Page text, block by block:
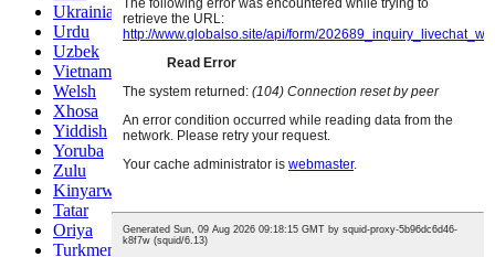
Ukrainian
Urdu
Uzbek
Vietnamese
Welsh
Xhosa
Yiddish
Yoruba
Zulu
Kinyarwanda
Tatar
Oriya
Turkmen